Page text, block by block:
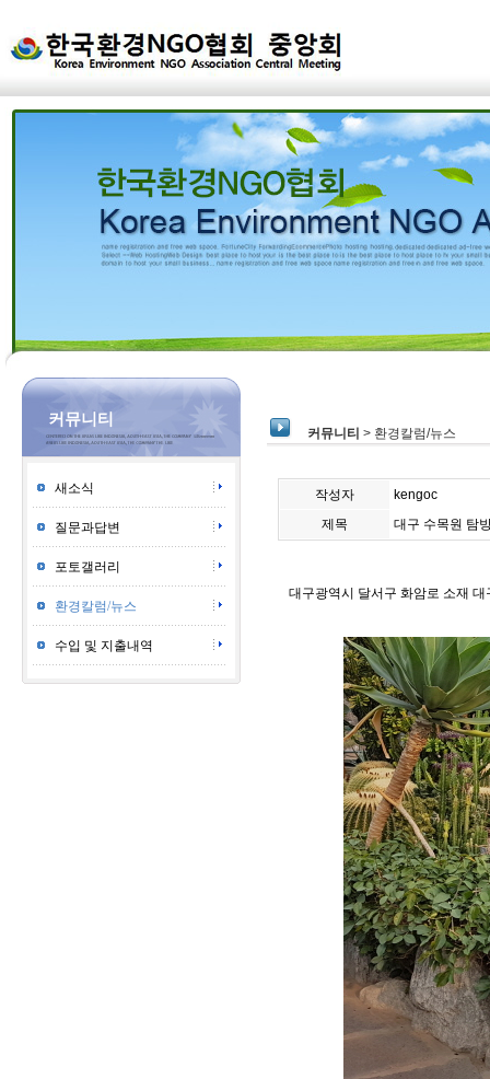
커뮤니티
새소식
질문과답변
포토갤러리
환경칼럼/뉴스
수입 및 지출내역
커뮤니티 > 환경칼럼/뉴스
작성자
kengoc
제목
대구 수목원 탐
대구광역시 달서구 화암로 소재